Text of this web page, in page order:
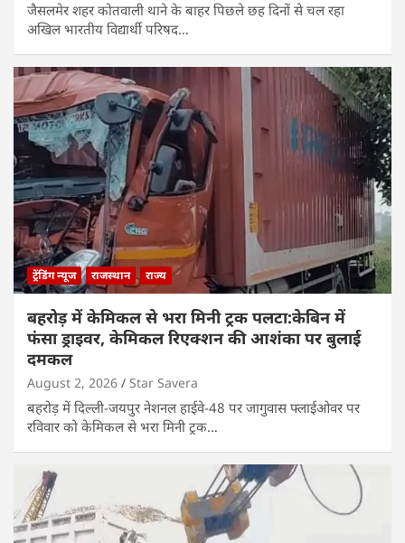
जैसलमेर शहर कोतवाली थाने के बाहर पिछले छह दिनों से चल रहा
अखिल भारतीय विद्यार्थी परिषद…
ट्रेंडिंग न्यूज राजस्थान राज्य
बहरोड़ में केमिकल से भरा मिनी ट्रक पलटा:केबिन में
फंसा ड्राइवर, केमिकल रिएक्शन की आशंका पर बुलाई
दमकल
August 2, 2026 Star Savera
बहरोड़ में दिल्ली-जयपुर नेशनल हाईवे-48 पर जागुवास फ्लाईओवर पर
रविवार को केमिकल से भरा मिनी ट्रक…